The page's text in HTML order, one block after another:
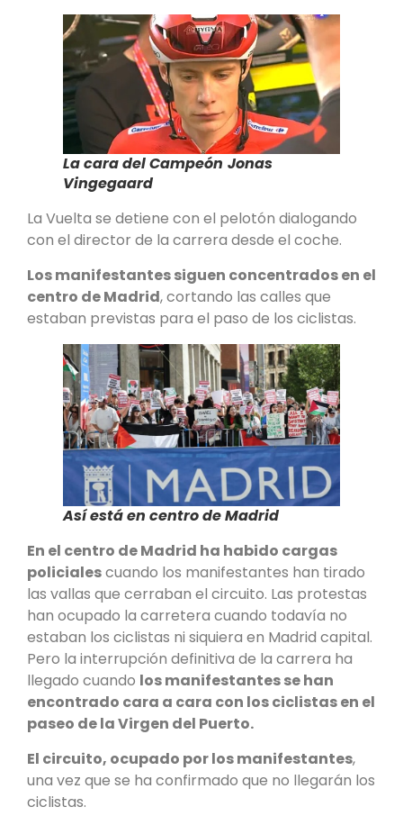
La cara del Campeón Jonas
Vingegaard
La Vuelta se detiene con el pelotón dialogando
con el director de la carrera desde el coche.
Los manifestantes siguen concentrados en el
centro de Madrid, cortando las calles que
estaban previstas para el paso de los ciclistas.
Así está en centro de Madrid
En el centro de Madrid ha habido cargas
policialescuando los manifestantes han tirado
las vallas que cerraban el circuito. Las protestas
han ocupado la carretera cuando todavía no
estaban los ciclistas ni siquiera en Madrid capital.
Pero la interrupción definitiva de la carrera ha
llegado cuando los manifestantes se han
encontrado cara a cara con los ciclistas en el
paseo de la Virgen del Puerto.
El circuito, ocupado por los manifestantes,
una vez que se ha confirmado que no llegarán los
ciclistas.